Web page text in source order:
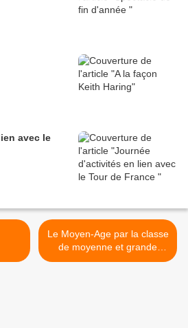
avec le
Le Moyen-Age par la classe
de moyenne et grande
sections. >